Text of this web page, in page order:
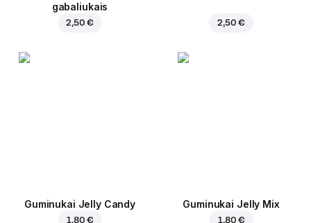
gabaliukais
2,50 € 2,50 €
Guminukai Jelly Candy
1,80 €
Guminukai Jelly Mix
1,80 €